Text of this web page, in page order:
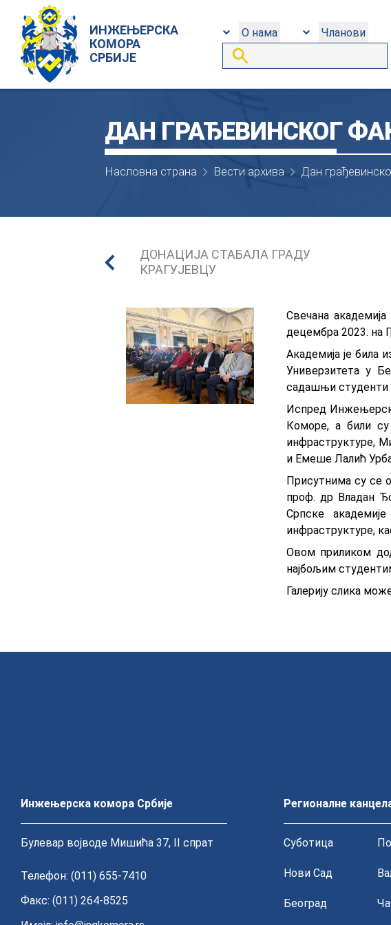
ИНЖЕЊЕРСКА
КОМОРА
СРБИЈЕ
О нама Чланови
ДАН ГРАЂЕВИНСКОГ
Насловна страна Вести архива Дан
ДОНАЦИЈА СТАБАЛА ГРАДУ
КРАГУЈЕВЦУ
Свечана
децембра 2023. на
Академија је била
Универзитета у
садашњи студенти
Испред
Коморе, а били су
инфраструктуре,
и Емеше Лалић
Присутнима су се
проф. др Владан
Српске
инфраструктуре,
Овом приликом
најбољим
Галерију слика
Инжењерска комора Србије
Булевар војводе Мишића 37, II спрат
Телефон: (011) 655-7410
Факс: (011) 264-8525
Регионалне
Суботица
Нови Сад
Београд